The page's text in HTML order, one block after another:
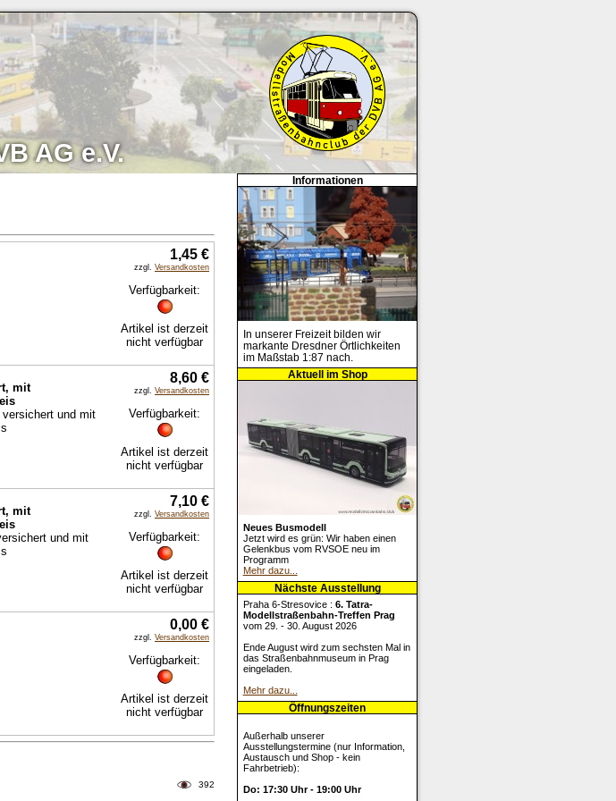
AG e.V.
Informationen
In unserer Freizeit bilden wir
markante Dresdner Örtlichkeiten
im Maßstab 1:87 nach.
Aktuell im Shop
Neues Busmodell
Jetzt wird es grün: Wir haben einen
Gelenkbus vom RVSOE neu im
Programm
Mehr dazu...
Nächste Ausstellung
Praha 6-Stresovice : 6. Tatra-
Modellstraßenbahn-Treffen Prag
vom 29. - 30. August 2026
Ende August wird zum sechsten Mal in
das Straßenbahnmuseum in Prag
eingeladen.
Mehr dazu...
Öffnungszeiten
Außerhalb unserer
Ausstellungstermine (nur Information,
Austausch und Shop - kein
Fahrbetrieb):
Do: 17:30 Uhr - 19:00 Uhr
1,45 €
zzgl. Versandkosten
Verfügbarkeit:
Artikel ist derzeit
nicht verfügbar
mit
und mit
8,60 €
zzgl. Versandkosten
Verfügbarkeit:
Artikel ist derzeit
nicht verfügbar
mit
und mit
7,10 €
zzgl. Versandkosten
Verfügbarkeit:
Artikel ist derzeit
nicht verfügbar
0,00 €
zzgl. Versandkosten
Verfügbarkeit:
Artikel ist derzeit
nicht verfügbar
392